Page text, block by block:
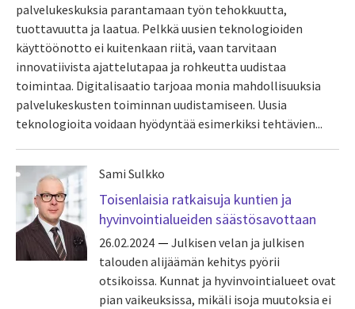
palvelukeskuksia parantamaan työn tehokkuutta,
tuottavuutta ja laatua. Pelkkä uusien teknologioiden
käyttöönotto ei kuitenkaan riitä, vaan tarvitaan
innovatiivista ajattelutapaa ja rohkeutta uudistaa
toimintaa. Digitalisaatio tarjoaa monia mahdollisuuksia
palvelukeskusten toiminnan uudistamiseen. Uusia
teknologioita voidaan hyödyntää esimerkiksi tehtävien...
Sami Sulkko
Toisenlaisia ratkaisuja kuntien ja
hyvinvointialueiden säästösavottaan
26.02.2024
Julkisen velan ja julkisen
talouden alijäämän kehitys pyörii
otsikoissa. Kunnat ja hyvinvointialueet ovat
pian vaikeuksissa, mikäli isoja muutoksia ei